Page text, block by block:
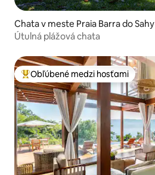
Chata v meste Praia Barra do Sahy
Útulná plážová chata
Najobľúbenejšie medzi hosťami
Obľúbené medzi hosťami